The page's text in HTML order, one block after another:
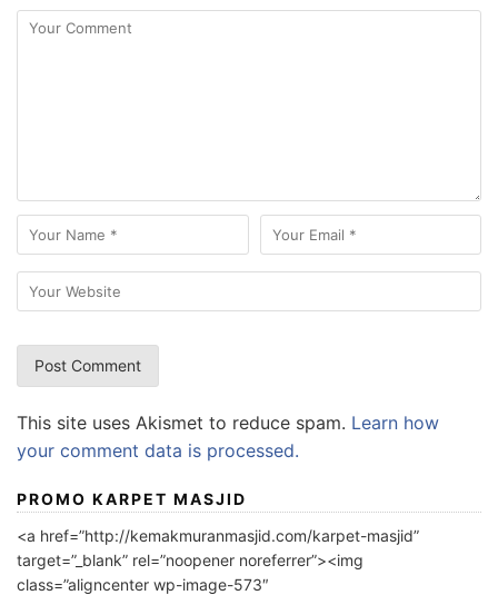
This site uses Akismet to reduce spam. Learn how
your comment data is processed.
PROMO KARPET MASJID
<a href=”http://kemakmuranmasjid.com/karpet-masjid”
target=”_blank” rel=”noopener noreferrer”><img
class=”aligncenter wp-image-573″